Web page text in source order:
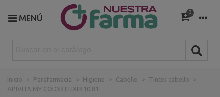
MENÚ
0
Inicio > Parafarmacia > Higiene > Cabello > Tintes cabello
>
APIVITA MY COLOR ELIXIR 10.81